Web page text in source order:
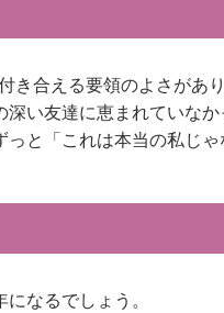
合える要領のよさがあり
い友達に恵まれていなか
と「これは本当の私じ
なるでしょう。